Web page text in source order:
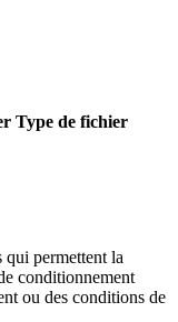
Type de fichier
permettent la
conditionnement
ou des conditions de